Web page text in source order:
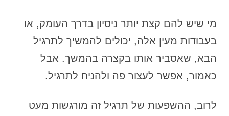
מי שיש להם קצת יותר ניסיון בדרך העומק, או
בעבודות מעין אלה, יכולים להמשיך לתרגיל
הבא, שאסביר אותו בקצרה בהמשך. אבל
כאמור, אפשר לעצור פה ולהניח לתרגיל.
לרוב, ההשפעות של תרגיל זה מורגשות מעט